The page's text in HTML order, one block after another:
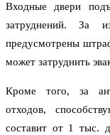
Входные двери
затруднений. За
предусмотрены
может затруднить
Кроме того, за
отходов,
составит от 1 тыс.